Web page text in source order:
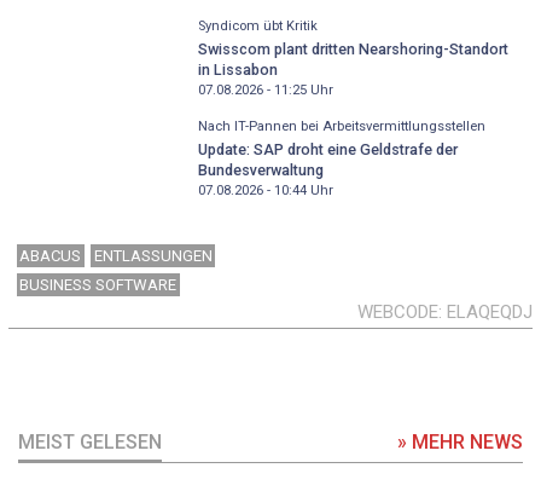
Syndicom übt Kritik
Swisscom plant dritten Nearshoring-Standort
in Lissabon
07.08.2026 - 11:25Uhr
Nach IT-Pannen bei Arbeitsvermittlungsstellen
Update: SAP droht eine Geldstrafe der
Bundesverwaltung
07.08.2026 - 10:44Uhr
ABACUS
ENTLASSUNGEN
BUSINESS SOFTWARE
WEBCODE ELAQEQDJ
MEIST GELESEN » MEHR NEWS